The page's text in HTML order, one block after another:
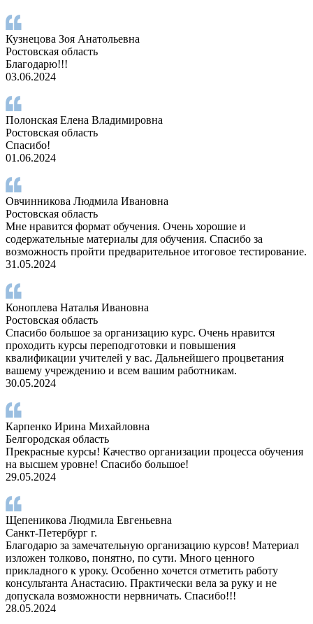
Кузнецова Зоя Анатольевна
Ростовская область
Благодарю!!!
03.06.2024
Полонская Елена Владимировна
Ростовская область
Спасибо!
01.06.2024
Овчинникова Людмила Ивановна
Ростовская область
Мне нравится формат обучения. Очень хорошие и
содержательные материалы для обучения. Спасибо за
возможность пройти предварительное итоговое тестирование.
31.05.2024
Коноплева Наталья Ивановна
Ростовская область
Спасибо большое за организацию курс. Очень нравится
проходить курсы переподготовки и повышения
квалификации учителей у вас. Дальнейшего процветания
вашему учреждению и всем вашим работникам.
30.05.2024
Карпенко Ирина Михайловна
Белгородская область
Прекрасные курсы! Качество организации процесса обучения
на высшем уровне! Спасибо большое!
29.05.2024
Щепеникова Людмила Евгеньевна
Санкт-Петербург г.
Благодарю за замечательную организацию курсов! Материал
изложен толково, понятно, по сути. Много ценного
прикладного к уроку. Особенно хочется отметить работу
консультанта Анастасию. Практически вела за руку и не
допускала возможности нервничать. Спасибо!!!
28.05.2024